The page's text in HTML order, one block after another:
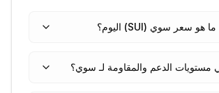
ما هو سعر سوي (SUI) اليوم؟
مستويات الدعم والمقاومة لـ سوي؟